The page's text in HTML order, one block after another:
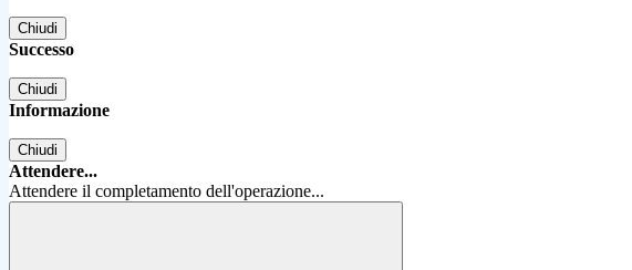
Chiudi
Successo
Chiudi
Informazione
Chiudi
Attendere...
Attendere il completamento dell'operazione...